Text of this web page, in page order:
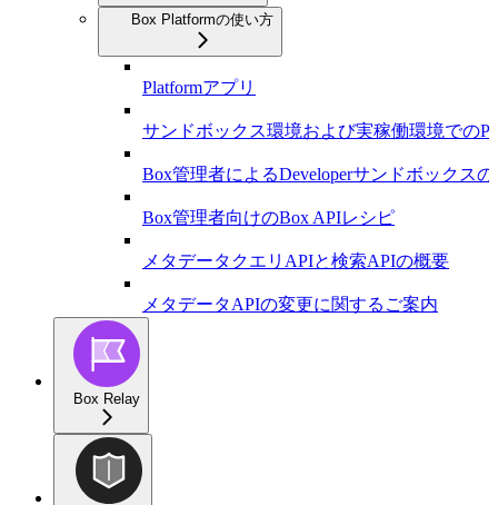
Box Platformの使い方
Platformアプリ
サンドボックス環境および実稼働環境での
Box管理者によるDeveloperサンドボックス
Box管理者向けのBox APIレシピ
メタデータクエリAPIと検索APIの概要
メタデータAPIの変更に関するご案内
Box Relay